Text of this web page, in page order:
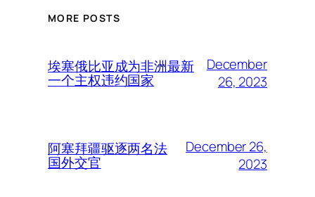
MORE POSTS
埃塞俄比亚成为非洲最新
一个主权违约国家
December
26, 2023
阿塞拜疆驱逐两名法
国外交官
December 26,
2023